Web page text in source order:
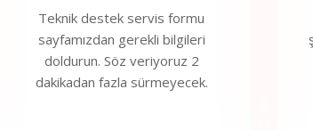
Teknik destek servis formu
sayfamızdan gerekli bilgileri
doldurun. Söz veriyoruz 2
dakikadan fazla sürmeyecek.